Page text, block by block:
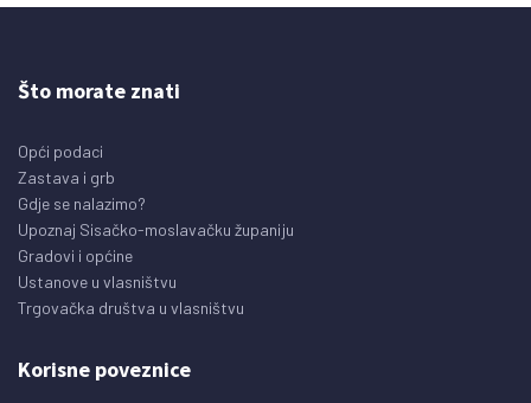
Što morate znati
Opći podaci
Zastava i grb
Gdje se nalazimo?
Upoznaj Sisačko-moslavačku županiju
Gradovi i općine
Ustanove u vlasništvu
Trgovačka društva u vlasništvu
Korisne poveznice